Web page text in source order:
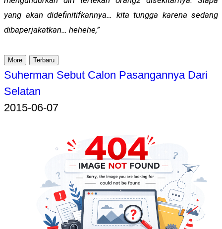
yang akan didefinitifkannya… kita tungga karena sedang
dibaperjakatkan… hehehe,”
More Terbaru
Suherman Sebut Calon Pasangannya Dari
Selatan
2015-06-07